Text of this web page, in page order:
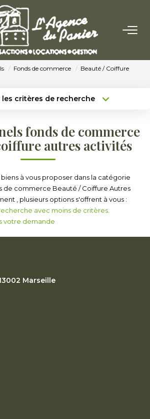
ACHETER
LOUER
Louer
VENDRE
Fonds de commerce
Beauté / Coiffure
les critères de recherche
fonds de commerce
autres activités
à vous proposer dans la catégorie
de commerce Beauté / Coiffure Autres
, plusieurs options s'offrent à vous :
avec moins de critères.
votre demande
Marseille